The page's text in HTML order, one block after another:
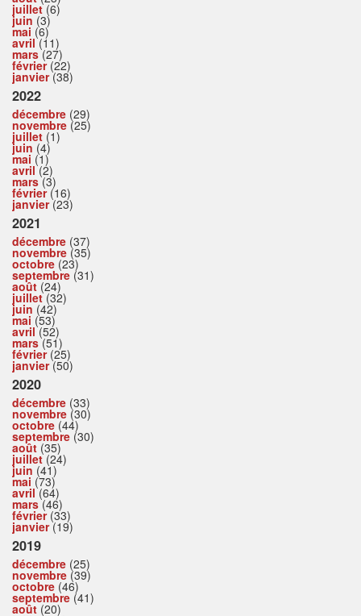
juillet(6)
juin (3)
mai (6)
avril(11)
mars(27)
février(22)
janvier(38)
2022
décembre (29)
novembre (25)
juillet (1)
juin (4)
mai (1)
avril(2)
mars(3)
février(16)
janvier(23)
2021
décembre (37)
novembre (35)
octobre (23)
septembre (31)
août (24)
juillet(32)
juin (42)
mai (53)
avril(52)
mars(51)
février(25)
janvier(50)
2020
décembre (33)
novembre (30)
octobre (44)
septembre (30)
août (35)
juillet(24)
juin (41)
mai (73)
avril(64)
mars(46)
février(33)
janvier(19)
2019
décembre (25)
novembre (39)
octobre (46)
septembre (41)
août (20)